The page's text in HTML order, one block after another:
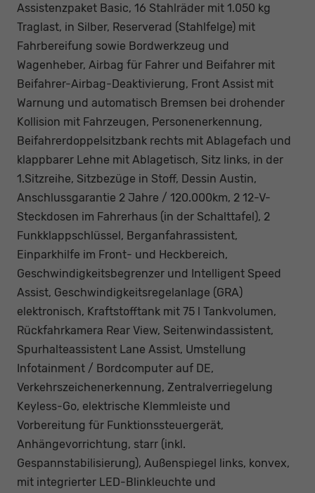
Assistenzpaket Basic, 16 Stahlräder mit 1.050 kg
Traglast, in Silber, Reserverad (Stahlfelge) mit
Fahrbereifung sowie Bordwerkzeug und
Wagenheber, Airbag für Fahrer und Beifahrer mit
Beifahrer-Airbag-Deaktivierung, Front Assist mit
Warnung und automatisch Bremsen bei drohender
Kollision mit Fahrzeugen, Personenerkennung,
Beifahrerdoppelsitzbank rechts mit Ablagefach und
klappbarer Lehne mit Ablagetisch, Sitz links, in der
1.Sitzreihe, Sitzbezüge in Stoff, Dessin Austin,
Anschlussgarantie 2 Jahre / 120.000km, 2 12-V-
Steckdosen im Fahrerhaus (in der Schalttafel), 2
Funkklappschlüssel, Berganfahrassistent,
Einparkhilfe im Front- und Heckbereich,
Geschwindigkeitsbegrenzer und Intelligent Speed
Assist, Geschwindigkeitsregelanlage (GRA)
elektronisch, Kraftstofftank mit 75 l Tankvolumen,
Rückfahrkamera Rear View, Seitenwindassistent,
Spurhalteassistent Lane Assist, Umstellung
Infotainment / Bordcomputer auf DE,
Verkehrszeichenerkennung, Zentralverriegelung
Keyless-Go, elektrische Klemmleiste und
Vorbereitung für Funktionssteuergerät,
Anhängevorrichtung, starr (inkl.
Gespannstabilisierung), Außenspiegel links, konvex,
mit integrierter LED-Blinkleuchte und